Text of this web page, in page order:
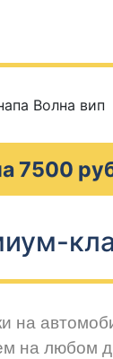
7500
на
на любом